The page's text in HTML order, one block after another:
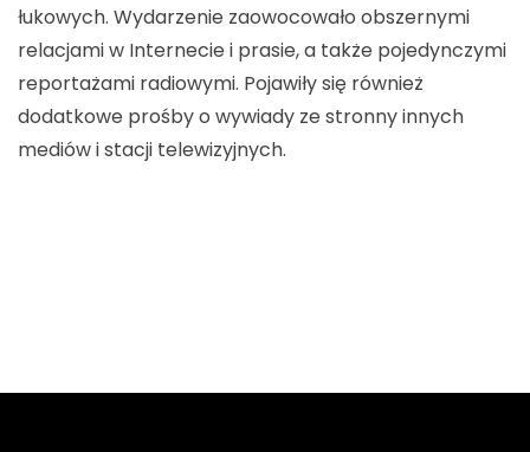
łukowych. Wydarzenie zaowocowało obszernymi
relacjami w Internecie i prasie, a także pojedynczymi
reportażami radiowymi. Pojawiły się również
dodatkowe prośby o wywiady ze stronny innych
mediów i stacji telewizyjnych.